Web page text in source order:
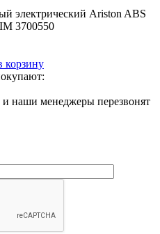
электрический Ariston ABS
3700550
корзину
и наши менеджеры перезвонят